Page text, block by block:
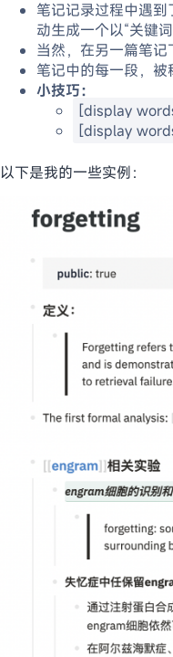
笔记记录过程中遇
动生成一个以“关键
当然，在另一篇笔记
笔记中的每一段，
小技巧：
[display
[display
以下是我的一些实例：